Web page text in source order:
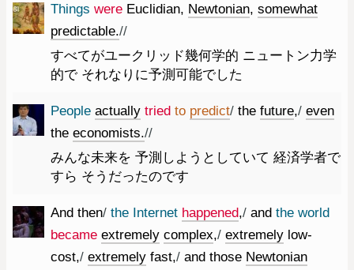
Things were Euclidian, Newtonian, somewhat
predictable.//
すべてがユークリッド幾何学的 ニュートン力学
的で それなりに予測可能でした
People actually tried to predict/ the future,/ even
the economists.//
みんな未来を 予測しようとしていて 経済学者で
すら そうだったのです
And then/ the Internet happened,/ and the world
became extremely complex,/ extremely low-
cost,/ extremely fast,/ and those Newtonian